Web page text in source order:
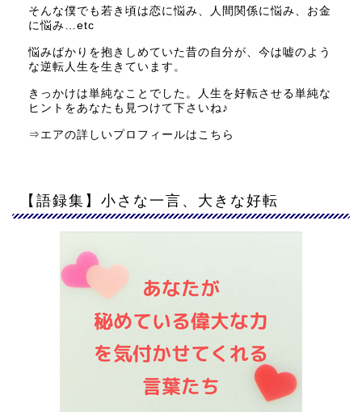
そんな僕でも若き頃は恋に悩み、人間関係に悩み、お金
に悩み…etc
悩みばかりを抱きしめていた昔の自分が、今は嘘のよう
な逆転人生を生きています。
きっかけは単純なことでした。人生を好転させる単純な
ヒントをあなたも見つけて下さいね♪
⇒ エアの詳しいプロフィールはこちら
【語録集】小さな一言、大きな好転